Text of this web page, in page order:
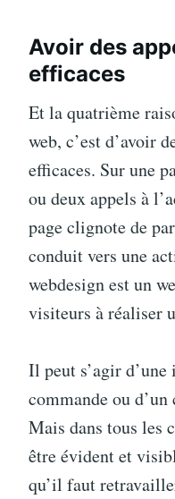
Avoir des
efficaces
Et la quatrième
web, c’est d’avoir
efficaces. Sur une
ou deux appels à
page clignote de
conduit vers une
webdesign est un
visiteurs à réaliser
Il peut s’agir
commande ou
Mais dans tous les
être évident et
qu’il faut